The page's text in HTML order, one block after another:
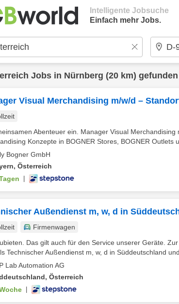
Intelligente Jobsuche
Einfach mehr Jobs.
Jobs in Nürnberg (20 km) gefunden
Visual Merchandising m/w/d –
Abenteuer ein. Manager Visual
Konzepte in BOGNER Stores, BOGNER Outlets
Bogner GmbH
Österreich
Außendienst m, w, d in
Firmenwagen
Das gilt auch für den Service unserer Geräte.
Technischer Außendienst m, w, d in Süddeutschland und
Lab Automation AG
Österreich